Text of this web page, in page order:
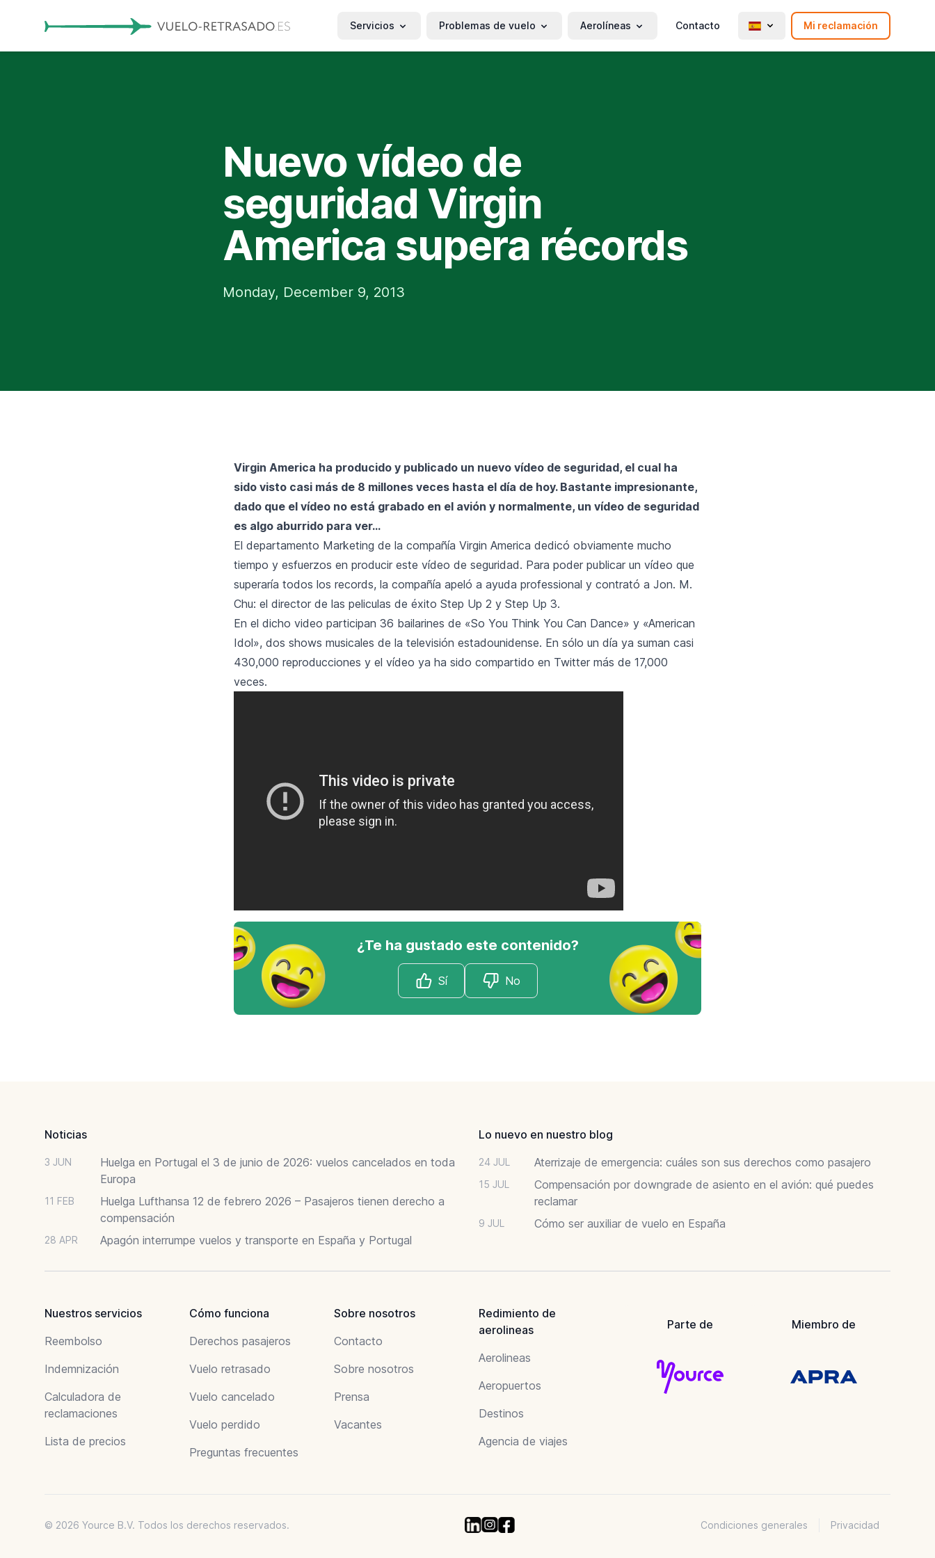
Servicios Problemas de vuelo Aerolíneas Contacto Mi reclamación
Nuevo vídeo de
seguridad Virgin
America supera récords
Monday, December 9, 2013
Virgin America ha producido y publicado un nuevo vídeo de seguridad, el cual ha
sido visto casi más de 8 millones veces hasta el día de hoy. Bastante impresionante,
dado que el vídeo no está grabado en el avión y normalmente, un vídeo de seguridad
es algo aburrido para ver...
El departamento Marketing de la compañía Virgin America dedicó obviamente mucho
tiempo y esfuerzos en producir este vídeo de seguridad. Para poder publicar un vídeo que
superaría todos los records, la compañía apeló a ayuda professional y contrató a Jon. M.
Chu: el director de las peliculas de éxito Step Up 2 y Step Up 3.
En el dicho video participan 36 bailarines de «So You Think You Can Dance» y «American
Idol», dos shows musicales de la televisión estadounidense. En sólo un día ya suman casi
430,000 reproducciones y el vídeo ya ha sido compartido en Twitter más de 17,000
veces.
¿Te ha gustado este contenido?
Sí No
Noticias
3 JUN
Huelga en Portugal el 3 de junio de 2026: vuelos cancelados en toda
Europa
11 FEB
Huelga Lufthansa 12 de febrero 2026 – Pasajeros tienen derecho a
compensación
28 APR Apagón interrumpe vuelos y transporte en España y Portugal
Lo nuevo en nuestro blog
24 JUL Aterrizaje de emergencia: cuáles son sus derechos como pasajero
15 JUL
Compensación por downgrade de asiento en el avión: qué puedes
reclamar
9 JUL Cómo ser auxiliar de vuelo en España
Nuestros servicios
Reembolso
Indemnización
Calculadora de
reclamaciones
Lista de precios
Cómo funciona
Derechos pasajeros
Vuelo retrasado
Vuelo cancelado
Vuelo perdido
Preguntas frecuentes
Sobre nosotros
Contacto
Sobre nosotros
Prensa
Vacantes
Redimiento de
aerolineas
Aerolineas
Aeropuertos
Destinos
Agencia de viajes
Parte de Miembro de
© 2026 Yource B.V. Todos los derechos reservados. Condiciones generales Privacidad